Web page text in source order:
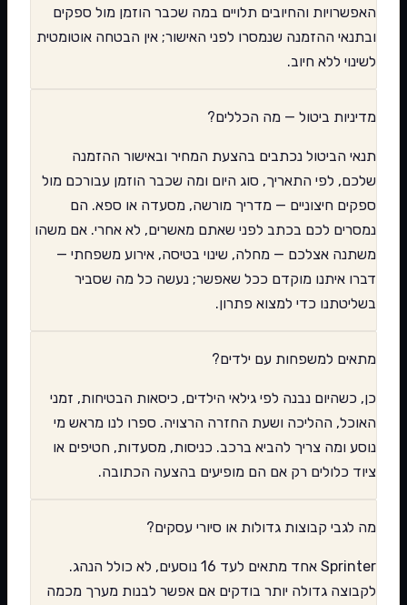
האפשרויות והחיובים תלויים במה שכבר הוזמן מול ספקים
ובתנאי ההזמנה שנמסרו לפני האישור; אין הבטחה אוטומטית
לשינוי ללא חיוב.
מדיניות ביטול — מה הכללים?
תנאי הביטול נכתבים בהצעת המחיר ובאישור ההזמנה
שלכם, לפי התאריך, סוג היום ומה שכבר הוזמן עבורכם מול
ספקים חיצוניים — מדריך מורשה, מסעדה או ספא. הם
נמסרים לכם בכתב לפני שאתם מאשרים, לא אחרי. אם משהו
משתנה אצלכם — מחלה, שינוי בטיסה, אירוע משפחתי —
דברו איתנו מוקדם ככל שאפשר; נעשה כל מה שסביר
בשליטתנו כדי למצוא פתרון.
מתאים למשפחות עם ילדים?
כן, כשהיום נבנה לפי גילאי הילדים, כיסאות הבטיחות, זמני
האוכל, ההליכה ושעת החזרה הרצויה. ספרו לנו מראש מי
נוסע ומה צריך להביא ברכב. כניסות, מסעדות, חטיפים או
ציוד כלולים רק אם הם מופיעים בהצעה הכתובה.
מה לגבי קבוצות גדולות או סיורי עסקים?
Sprinter אחד מתאים לעד 16 נוסעים, לא כולל הנהג.
לקבוצה גדולה יותר בודקים אם אפשר לבנות מערך מכמה